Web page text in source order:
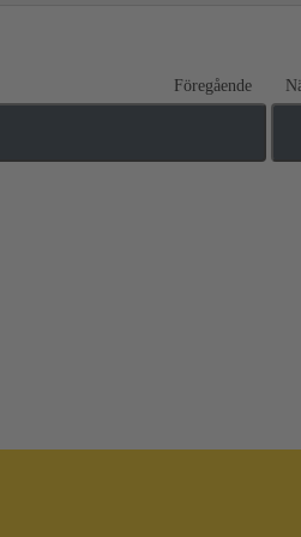
Föregående